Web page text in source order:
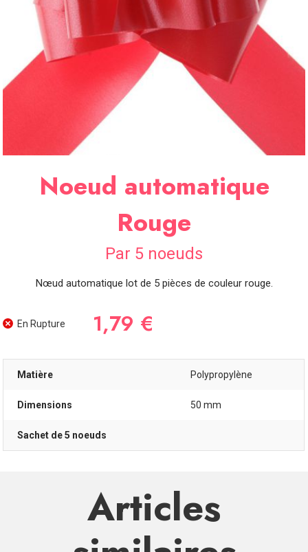
SOIRÉE
OCCASIONS
SPÉCIALES
DÉCO
Noeud automatique
Rouge
Par 5 noeuds
Nœud automatique lot de 5 pièces de couleur rouge.
En Rupture 1,79 €
Matière Polypropylène
Dimensions 50 mm
Sachet de 5 noeuds
Articles